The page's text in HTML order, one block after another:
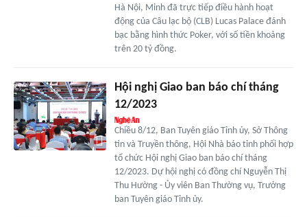
Hà Nội, Minh đã trực tiếp điều hành hoạt
động của Câu lạc bộ (CLB) Lucas Palace đánh
bạc bằng hình thức Poker, với số tiền khoảng
trên 20 tỷ đồng.
Hội nghị Giao ban báo chí tháng
12/2023
Chiều 8/12, Ban Tuyên giáo Tỉnh ủy, Sở Thông
tin và Truyền thông, Hội Nhà báo tỉnh phối hợp
tổ chức Hội nghị Giao ban báo chí tháng
12/2023. Dự hội nghị có đồng chí Nguyễn Thị
Thu Hường - Ủy viên Ban Thường vụ, Trưởng
ban Tuyên giáo Tỉnh ủy.